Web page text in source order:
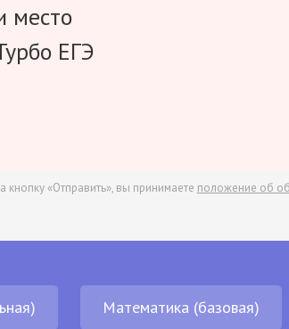
место
ЕГЭ
кнопку «Отправить», вы принимаете положение об
Математика (базовая)